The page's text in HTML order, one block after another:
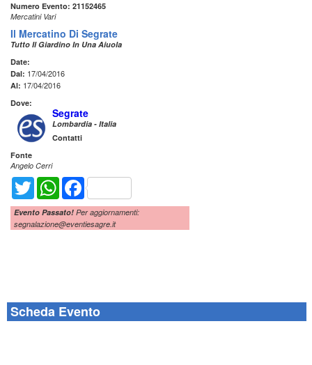
Numero Evento: 21152465
Mercatini Vari
Il Mercatino Di Segrate
Tutto Il Giardino In Una Aiuola
Date:
Dal: 17/04/2016
Al: 17/04/2016
Dove:
Segrate
Lombardia - Italia
Contatti
Fonte
Angelo Cerri
Twitter WhatsAppFacebook
Evento Passato! Per aggiornamenti:
segnalazione@eventiesagre.it
Scheda Evento